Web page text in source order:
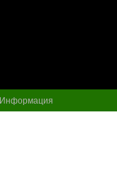
Информация